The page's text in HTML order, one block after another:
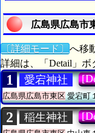
広島県広島市
〔詳細モード〕 へ移
詳細は、「Detail」
1 愛宕神社
広島県広島市東区愛宕町
2 稲生神社